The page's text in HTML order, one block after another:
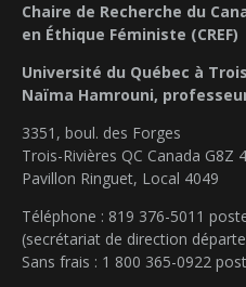
Chaire de Recherche du
en Éthique Féministe (CREF)
Université du Québec à
Naïma Hamrouni,
3351, boul. des Forges
Trois-Rivières QC Canada G8Z
Pavillon Ringuet, Local 4049
Téléphone : 819 376-5011
(secrétariat de direction
Sans frais : 1 800 365-0922